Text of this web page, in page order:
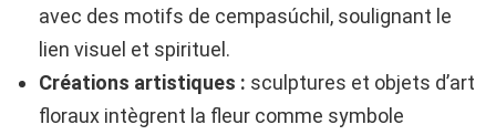
avec des motifs de cempasúchil, soulignant le
lien visuel et spirituel.
Créations artistiques : sculptures et objets d’art
floraux intègrent la fleur comme symbole